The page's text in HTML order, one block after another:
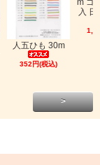
人五ひも 30m
352円(税込)
m ゴ
入
>